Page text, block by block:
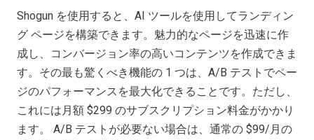
Shogun を使用すると、AI ツールを使用してランディン
グ ページを構築できます。魅力的なページを迅速に作
成し、コンバージョン率の高いコンテンツを作成できま
す。その最も驚くべき機能の 1 つは、A/B テストでペー
ジのパフォーマンスを最大化できることです。ただし、
これには月額 $299 のサブスクリプション料金がかかり
ます。 A/B テストが必要ない場合は、通常の $99/月の